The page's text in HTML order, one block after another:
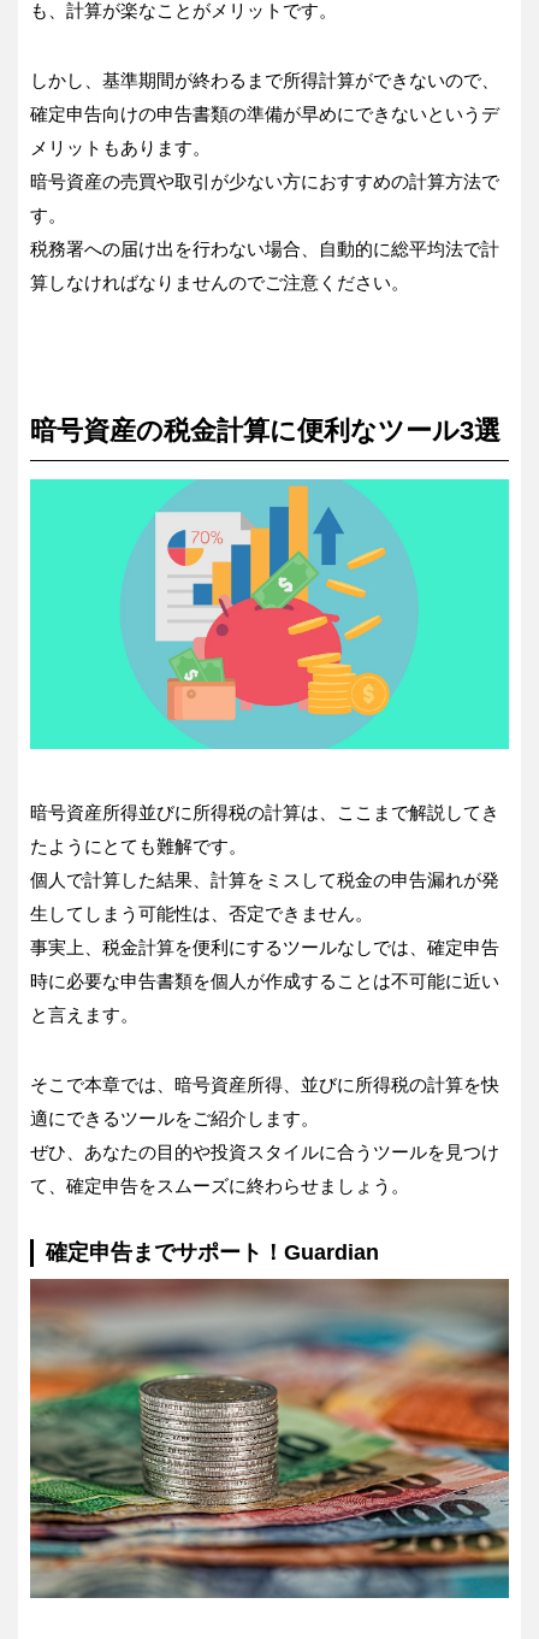
も、計算が楽なことがメリットです。
しかし、基準期間が終わるまで所得計算ができないので、
確定申告向けの申告書類の準備が早めにできないというデ
メリットもあります。
暗号資産の売買や取引が少ない方におすすめの計算方法で
す。
税務署への届け出を行わない場合、自動的に総平均法で計
算しなければなりませんのでご注意ください。
暗号資産の税金計算に便利なツール3選
暗号資産所得並びに所得税の計算は、ここまで解説してき
たようにとても難解です。
個人で計算した結果、計算をミスして税金の申告漏れが発
生してしまう可能性は、否定できません。
事実上、税金計算を便利にするツールなしでは、確定申告
時に必要な申告書類を個人が作成することは不可能に近い
と言えます。
そこで本章では、暗号資産所得、並びに所得税の計算を快
適にできるツールをご紹介します。
ぜひ、あなたの目的や投資スタイルに合うツールを見つけ
て、確定申告をスムーズに終わらせましょう。
確定申告までサポート！Guardian